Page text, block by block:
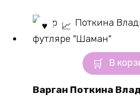
В
Варган Поткина